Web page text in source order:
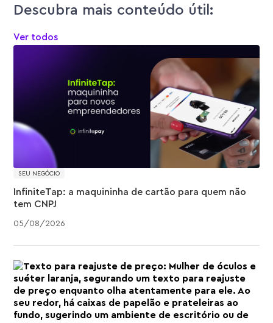
Descubra mais conteúdo útil:
Ver todos
SEU NEGÓCIO
05 /08 /2026
InfiniteTap: a maquininha de cartão para quem não
tem CNPJ